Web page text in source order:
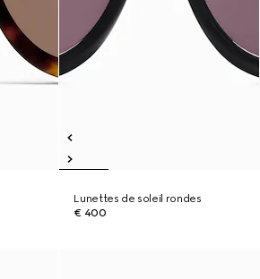
Lunettes de soleil rondes
€ 400